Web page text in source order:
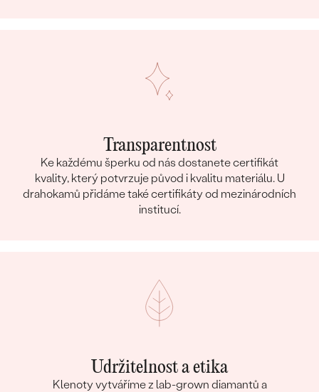
Transparentnost
Ke každému šperku od nás dostanete certifikát
kvality, který potvrzuje původ i kvalitu materiálu. U
drahokamů přidáme také certifikáty od mezinárodních
institucí.
Udržitelnost a etika
Klenoty vytváříme z lab-grown diamantů a